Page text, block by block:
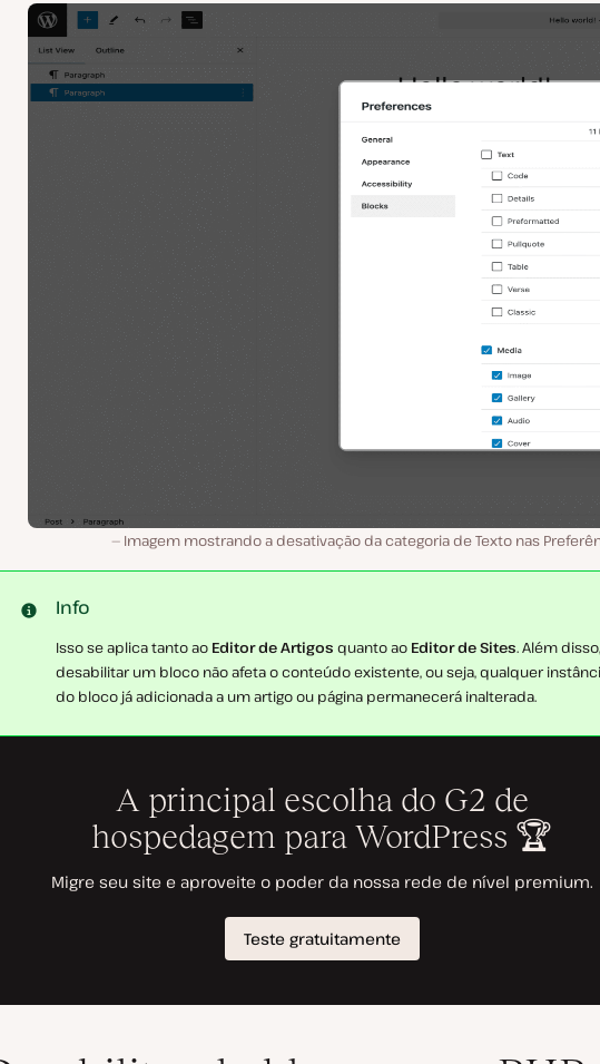
Imagem mostrando a desativação da categoria de Texto nas
Info
Isso se aplica tanto ao Editor de Artigos quanto ao Editor de Sites. Além disso,
desabilitar um bloco não afeta o conteúdo existente, ou seja, qualquer
do bloco já adicionada a um artigo ou página permanecerá inalterada.